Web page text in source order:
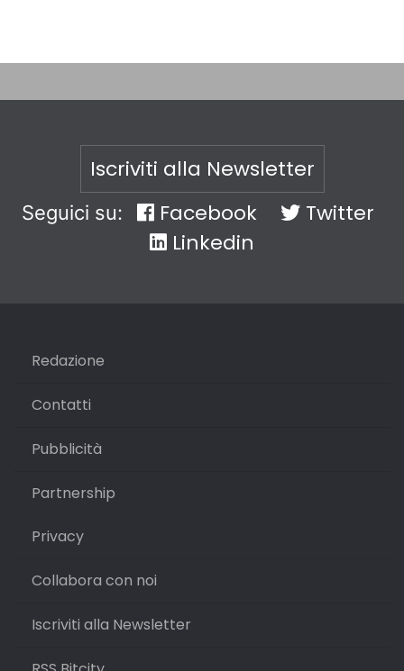
Iscriviti alla Newsletter
Seguici su: Facebook
Twitter
Linkedin
Redazione
Contatti
Pubblicità
Partnership
Privacy
Collabora con noi
Iscriviti alla Newsletter